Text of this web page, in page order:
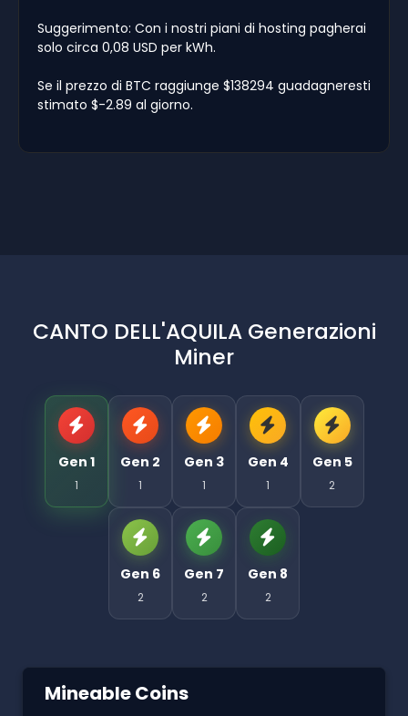
Suggerimento: Con i nostri piani di hosting pagherai
solo circa 0,08 USD per kWh.
Se il prezzo di BTC raggiunge $138294 guadagneresti
stimato $-2.89 al giorno.
CANTO DELL'AQUILA Generazioni
Miner
Gen 1
1
Gen 2
1
Gen 3
1
Gen 4
1
Gen 5
2
Gen 6
2
Gen 7
2
Gen 8
2
Mineable Coins